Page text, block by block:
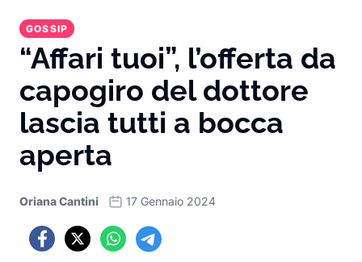
GOSSIP
“Affari tuoi”, l’offerta da
capogiro del dottore
lascia tutti a bocca
aperta
Oriana Cantini 17 Gennaio 2024